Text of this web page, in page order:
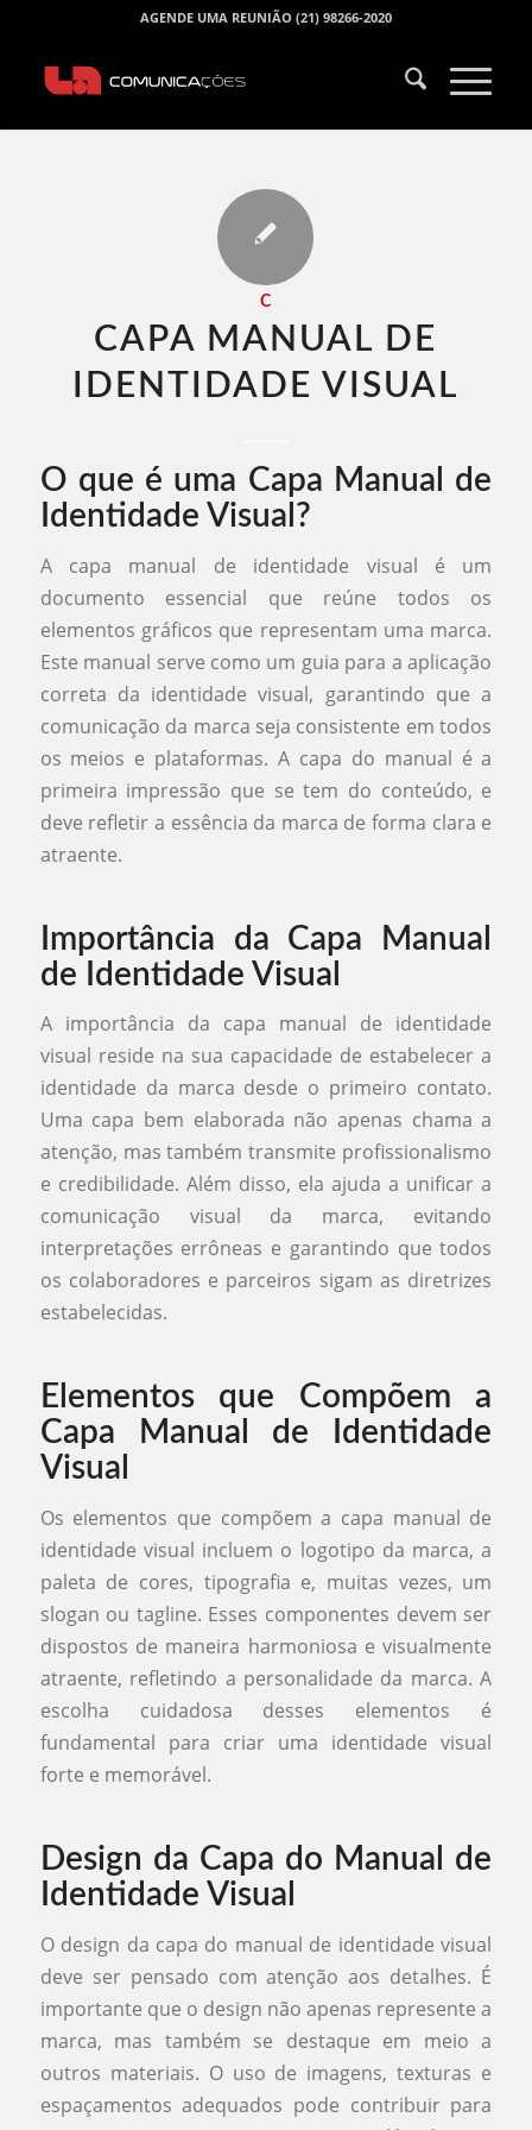
AGENDE UMA REUNIÃO (21) 98266-2020
C
CAPA MANUAL DE
IDENTIDADE VISUAL​
O que é uma Capa Manual de
Identidade Visual?
A capa manual de identidade visual é um
documento essencial que reúne todos os
elementos gráficos que representam uma marca.
Este manual serve como um guia para a aplicação
correta da identidade visual, garantindo que a
comunicação da marca seja consistente em todos
os meios e plataformas. A capa do manual é a
primeira impressão que se tem do conteúdo, e
deve refletir a essência da marca de forma clara e
atraente.
Importância da Capa Manual
de Identidade Visual
A importância da capa manual de identidade
visual reside na sua capacidade de estabelecer a
identidade da marca desde o primeiro contato.
Uma capa bem elaborada não apenas chama a
atenção, mas também transmite profissionalismo
e credibilidade. Além disso, ela ajuda a unificar a
comunicação visual da marca, evitando
interpretações errôneas e garantindo que todos
os colaboradores e parceiros sigam as diretrizes
estabelecidas.
Elementos que Compõem a
Capa Manual de Identidade
Visual
Os elementos que compõem a capa manual de
identidade visual incluem o logotipo da marca, a
paleta de cores, tipografia e, muitas vezes, um
slogan ou tagline. Esses componentes devem ser
dispostos de maneira harmoniosa e visualmente
atraente, refletindo a personalidade da marca. A
escolha cuidadosa desses elementos é
fundamental para criar uma identidade visual
forte e memorável.
Design da Capa do Manual de
Identidade Visual
O design da capa do manual de identidade visual
deve ser pensado com atenção aos detalhes. É
importante que o design não apenas represente a
marca, mas também se destaque em meio a
outros materiais. O uso de imagens, texturas e
espaçamentos adequados pode contribuir para